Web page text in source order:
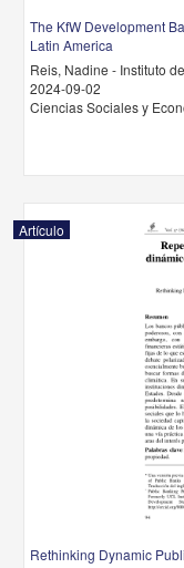
The KfW Development
Latin America
Reis, Nadine - Instituto
2024-09-02
Ciencias Sociales y
Artículo
Rethinking Dynamic